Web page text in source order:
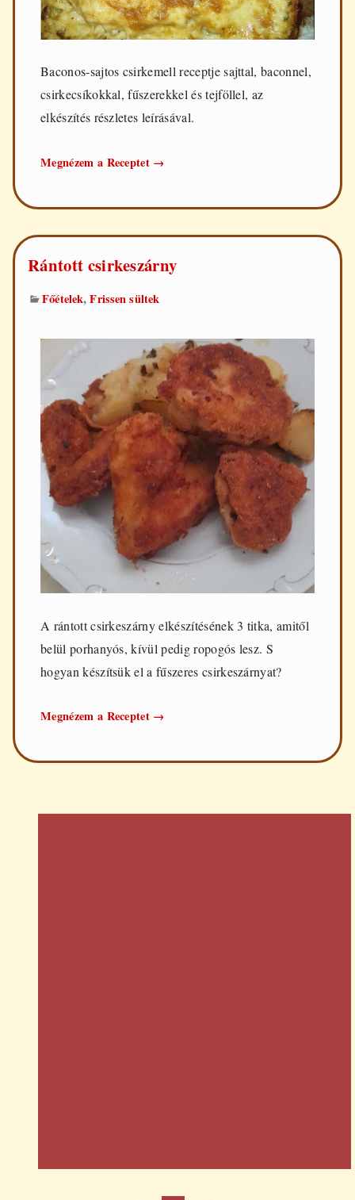
Baconos-sajtos csirkemell receptje sajttal, baconnel,
csirkecsíkokkal, fűszerekkel és tejföllel, az
elkészítés részletes leírásával.
Megnézem a Receptet Baconos-
→
Rántott csirkeszárny
Főételek,Frissen sültek
A rántott csirkeszárny elkészítésének 3 titka, amitől
belül porhanyós, kívül pedig ropogós lesz. S
hogyan készítsük el a fűszeres csirkeszárnyat?
Megnézem a Receptet Rántott
→